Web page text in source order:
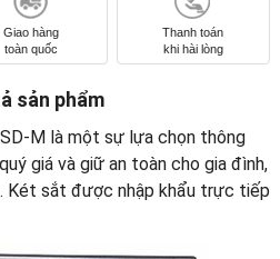
Giao hàng
toàn quốc
Thanh toán
khi hài lòng
sản phẩm
SD-M là một sự lựa chọn thông
giá và giữ an toàn cho gia đình,
Két sắt được nhập khẩu trực tiếp